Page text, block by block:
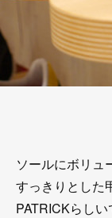
ソールにボリュ
すっきりとした
PATRICKらしい